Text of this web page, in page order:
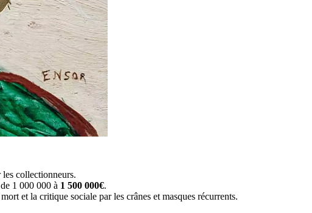
les collectionneurs.
1 000 000 à 1 500 000€.
et la critique sociale par les crânes et masques récurrents.